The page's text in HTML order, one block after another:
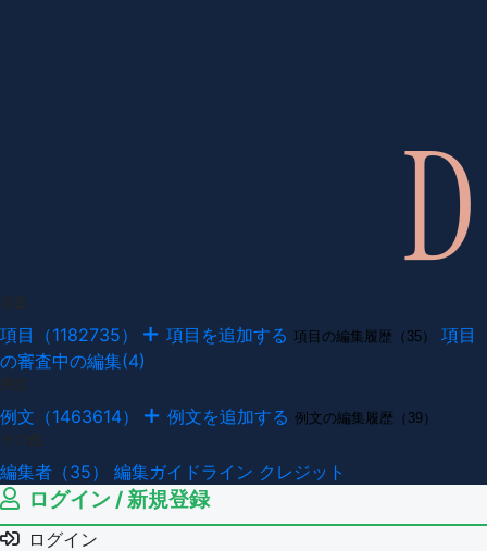
項目（1182735） 項目を追加する 項目の編集履歴（35）
項目
の審査中の編集(4)
例文（1463614） 例文を追加する 例文の編集履歴（39）
編集者（35） 編集ガイドライン クレジット
ログイン / 新規登録
ログイン